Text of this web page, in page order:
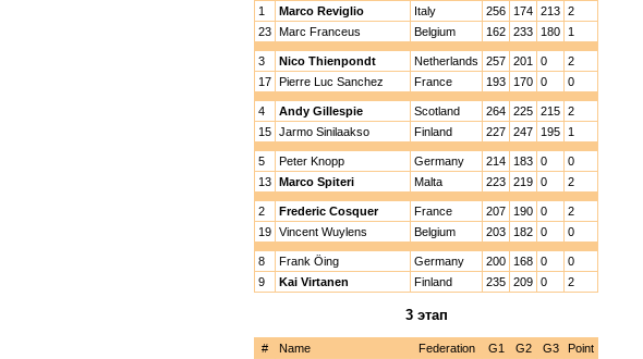
1 Marco Reviglio Italy 256 174 213 2
23 Marc Franceus Belgium 162 233 180 1
3 Nico Thienpondt Netherlands 257 201 0
2
17 Pierre Luc Sanchez France 193 170 0 0
4 Andy Gillespie Scotland 264 225 215 2
15 Jarmo Sinilaakso Finland 227 247 195 1
5 Peter Knopp Germany 214 183 0
0
13 Marco Spiteri Malta 223 219 0 2
2 Frederic Cosquer France 207 190 0
2
19 Vincent Wuylens Belgium 203 182 0 0
8 Frank Öing Germany 200 168 0
0
9
Kai Virtanen Finland 235 209 0 2
3 этап
# Name Federation G1 G2 G3
Point